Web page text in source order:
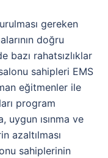
gereken
doğru
bazı rahatsızlıklar
sahipleri EMS
eğitmenler ile
program
uygun ısınma ve
azaltılması
sahiplerinin